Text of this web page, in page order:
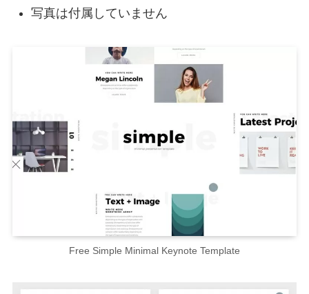
写真は付属していません
Free Simple Minimal Keynote Template